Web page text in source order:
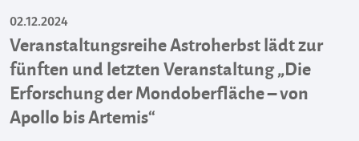
02.12.2024
Veranstaltungsreihe Astroherbst lädt zur
fünften und letzten Veranstaltung „Die
Erforschung der Mondoberfläche – von
Apollo bis Artemis“